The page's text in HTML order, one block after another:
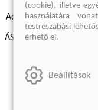
Adatvédelmi
ÁSZF - Vásárlási
Szállítási
(cookie), illetve
használatára
testreszabási
érhető el.
Beállítások